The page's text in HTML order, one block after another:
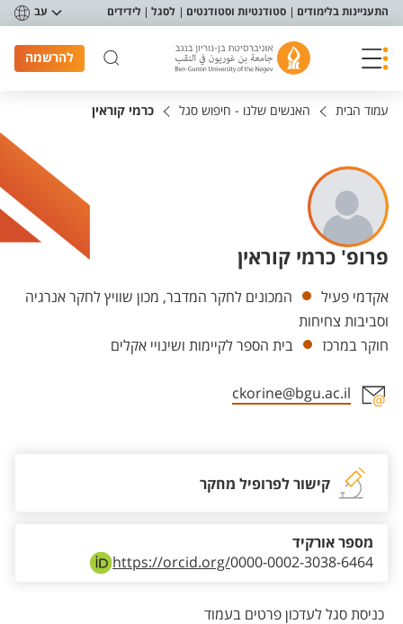
תפריט נגישות
התעניינות בלימודים סטודנטיות וסטודנטים לסגל לידידים עב
להרשמה
עמוד הבית האנשים שלנו - חיפוש סגל כרמי קוראין
פרופ' כרמי קוראין
יחידות
אקדמי פעיל
המכונים לחקר המדבר, מכון שוויץ לחקר אנרגיה
וסביבות צחיחות
חוקר במרכז
בית הספר לקיימות ושינויי אקלים
ckorine@bgu.ac.il
קישור לפרופיל מחקר
https://orcid.org/0000-0002-3038-6464
מספר אורקיד
כניסת סגל לעדכון פרטים בעמוד